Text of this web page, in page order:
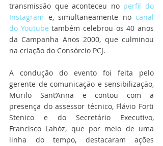
transmissão que aconteceu no perfil do
Instagram e, simultaneamente no canal
do Youtube também celebrou os 40 anos
da Campanha Anos 2000, que culminou
na criação do Consórcio PCJ.
A condução do evento foi feita pelo
gerente de comunicação e sensibilização,
Murilo Sant’Anna e contou com a
presença do assessor técnico, Flávio Forti
Stenico e do Secretário Executivo,
Francisco Lahóz, que por meio de uma
linha do tempo, destacaram ações